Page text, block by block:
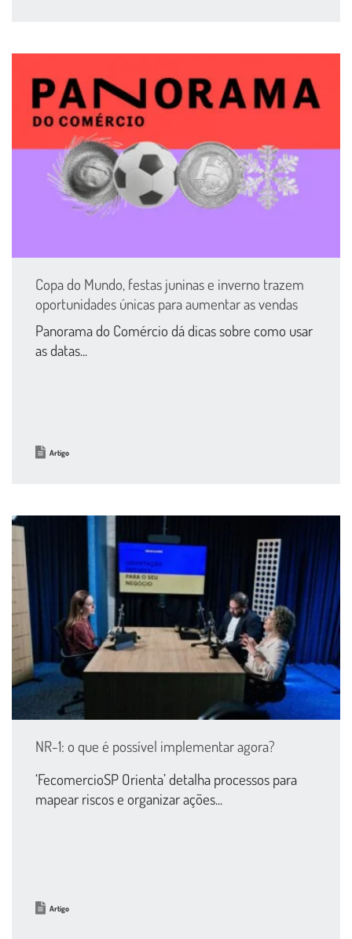
Copa do Mundo, festas juninas e inverno trazem
oportunidades únicas para aumentar as vendas
Panorama do Comércio dá dicas sobre como usar
as datas...
Artigo
NR-1: o que é possível implementar agora?
‘FecomercioSP Orienta’ detalha processos para
mapear riscos e organizar ações...
Artigo